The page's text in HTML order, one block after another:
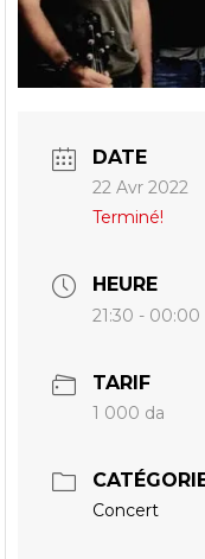
DATE
22 Avr 2022
Terminé!
HEURE
21:30 - 00:00
TARIF
1 000 da
Concert